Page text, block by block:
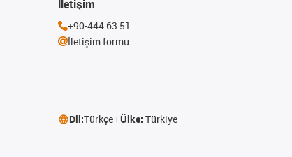
İletişim
+90-444 63 51
İletişim formu
Dil:Türkçe Ülke: Türkiye